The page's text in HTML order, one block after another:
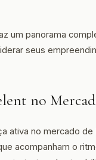
um panorama
seus
no
ativa no mercado
acompanham o